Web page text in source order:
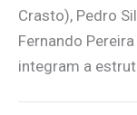
Crasto), Pedro
Fernando
integram a